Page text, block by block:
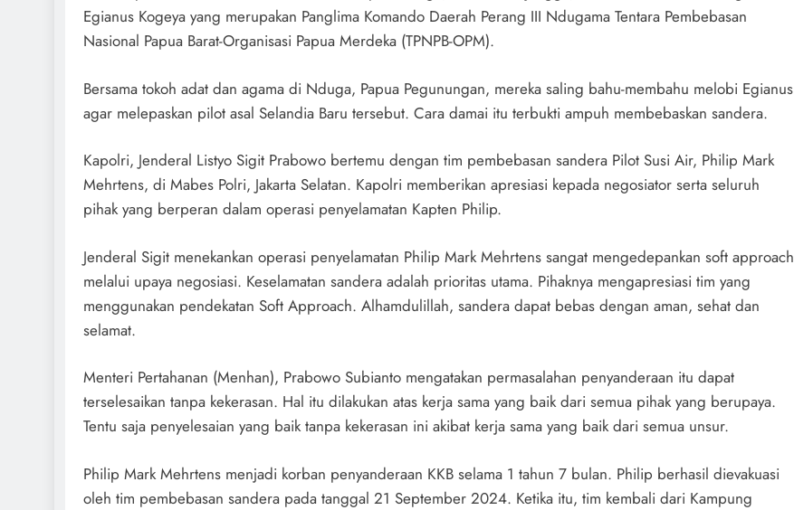
Egianus Kogeya yang merupakan Panglima Komando Daerah Perang III Ndugama Tentara Pembebasan
Nasional Papua Barat-Organisasi Papua Merdeka (TPNPB-OPM).
Bersama tokoh adat dan agama di Nduga, Papua Pegunungan, mereka saling bahu-membahu melobi Egianus
agar melepaskan pilot asal Selandia Baru tersebut. Cara damai itu terbukti ampuh membebaskan sandera.
Kapolri, Jenderal Listyo Sigit Prabowo bertemu dengan tim pembebasan sandera Pilot Susi Air, Philip Mark
Mehrtens, di Mabes Polri, Jakarta Selatan. Kapolri memberikan apresiasi kepada negosiator serta seluruh
pihak yang berperan dalam operasi penyelamatan Kapten Philip.
Jenderal Sigit menekankan operasi penyelamatan Philip Mark Mehrtens sangat mengedepankan soft approach
melalui upaya negosiasi. Keselamatan sandera adalah prioritas utama. Pihaknya mengapresiasi tim yang
menggunakan pendekatan Soft Approach. Alhamdulillah, sandera dapat bebas dengan aman, sehat dan
selamat.
Menteri Pertahanan (Menhan), Prabowo Subianto mengatakan permasalahan penyanderaan itu dapat
terselesaikan tanpa kekerasan. Hal itu dilakukan atas kerja sama yang baik dari semua pihak yang berupaya.
Tentu saja penyelesaian yang baik tanpa kekerasan ini akibat kerja sama yang baik dari semua unsur.
Philip Mark Mehrtens menjadi korban penyanderaan KKB selama 1 tahun 7 bulan. Philip berhasil dievakuasi
oleh tim pembebasan sandera pada tanggal 21 September 2024. Ketika itu, tim kembali dari Kampung